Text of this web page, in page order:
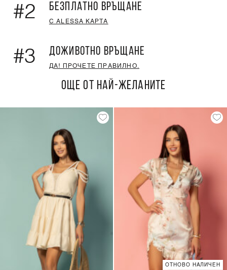
#2 БЕЗПЛАТНО ВРЪЩАНЕ
С ALESSA КАРТА
#3 ДОЖИВОТНО ВРЪЩАНЕ
ДА! ПРОЧЕТЕ ПРАВИЛНО.
ОЩЕ ОТ НАЙ-ЖЕЛАНИТЕ
ОТНОВО НАЛИЧЕН